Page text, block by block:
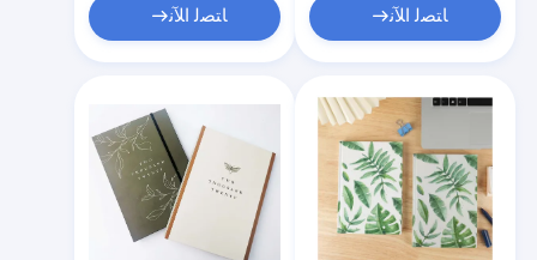
ﺎﺘﺼﻟ ﺍﻶﻧ ﺎﺘﺼﻟ ﺍﻶﻧ